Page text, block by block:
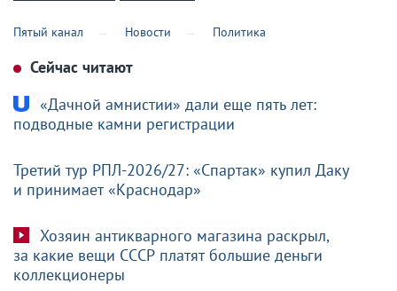
Пятый канал Новости Политика
Сейчас читают
«Дачной амнистии» дали еще пять лет:
подводные камни регистрации
Третий тур РПЛ-2026/27: «Спартак» купил Даку
и принимает «Краснодар»
Хозяин антикварного магазина раскрыл,
за какие вещи СССР платят большие деньги
коллекционеры